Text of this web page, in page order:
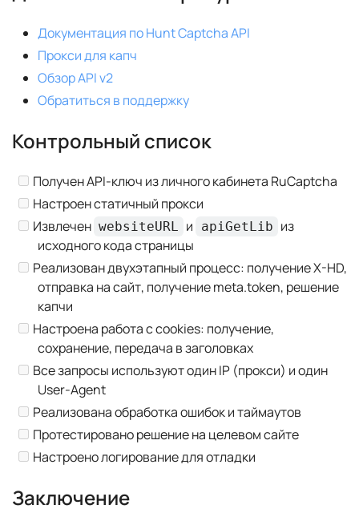
Документация по Hunt Captcha API
Прокси для капч
Обзор API v2
Обратиться в поддержку
Контрольный список
Получен API-ключ из личного кабинета RuCaptcha
Настроен статичный прокси
Извлечен websiteURL и apiGetLib из
исходного кода страницы
Реализован двухэтапный процесс: получение X-HD,
отправка на сайт, получение meta.token, решение
капчи
Настроена работа с cookies: получение,
сохранение, передача в заголовках
Все запросы используют один IP (прокси) и один
User-Agent
Реализована обработка ошибок и таймаутов
Протестировано решение на целевом сайте
Настроено логирование для отладки
Заключение